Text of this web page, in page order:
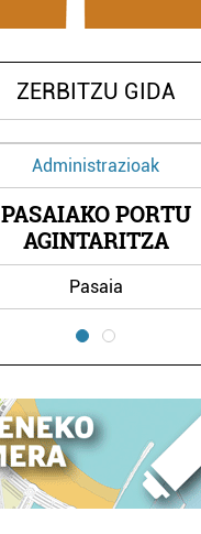
ZERBITZU GIDA
Administrazioak
PASAIAKO PORTU
AGINTARITZA
Pasaia